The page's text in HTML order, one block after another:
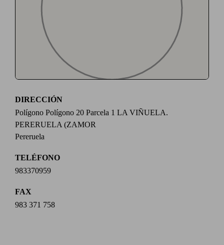
DIRECCIÓN
Polígono Polígono 20 Parcela 1 LA VIÑUELA.
PERERUELA (ZAMOR
Pereruela
TELÉFONO
983370959
FAX
983 371 758